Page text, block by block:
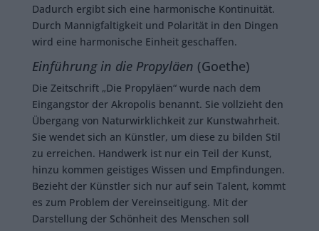
Dadurch ergibt sich eine harmonische Kontinuität.
Durch Mannigfaltigkeit und Polarität in den Dingen
wird eine harmonische Einheit geschaffen.
Einführung in die Propyläen (Goethe)
Die Zeitschrift „Die Propyläen“ wurde nach dem
Eingangstor der Akropolis benannt. Sie vollzieht den
Übergang von Naturwirklichkeit zur Kunstwahrheit.
Sie wendet sich an Künstler, um diese zu bilden Stil
zu erreichen. Handwerk ist nur ein Teil der Kunst,
hinzu kommen geistiges Wissen und Empfindungen.
Bezieht der Künstler sich nur auf sein Talent, kommt
es zum Problem der Vereinseitigung. Mit der
Darstellung der Schönheit des Menschen soll